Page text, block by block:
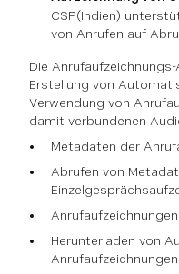
CSP(Indien)
von Anrufen auf
Die
Erstellung von
Verwendung von
damit verbundenen
Metadaten der
Abrufen von
Herunterladen von
Anrufaufzeichnungen